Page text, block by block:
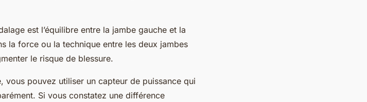
est l’équilibre entre la jambe gauche et la
la force ou la technique entre les deux jambes
le risque de blessure.
pouvez utiliser un capteur de puissance qui
Si vous constatez une différence